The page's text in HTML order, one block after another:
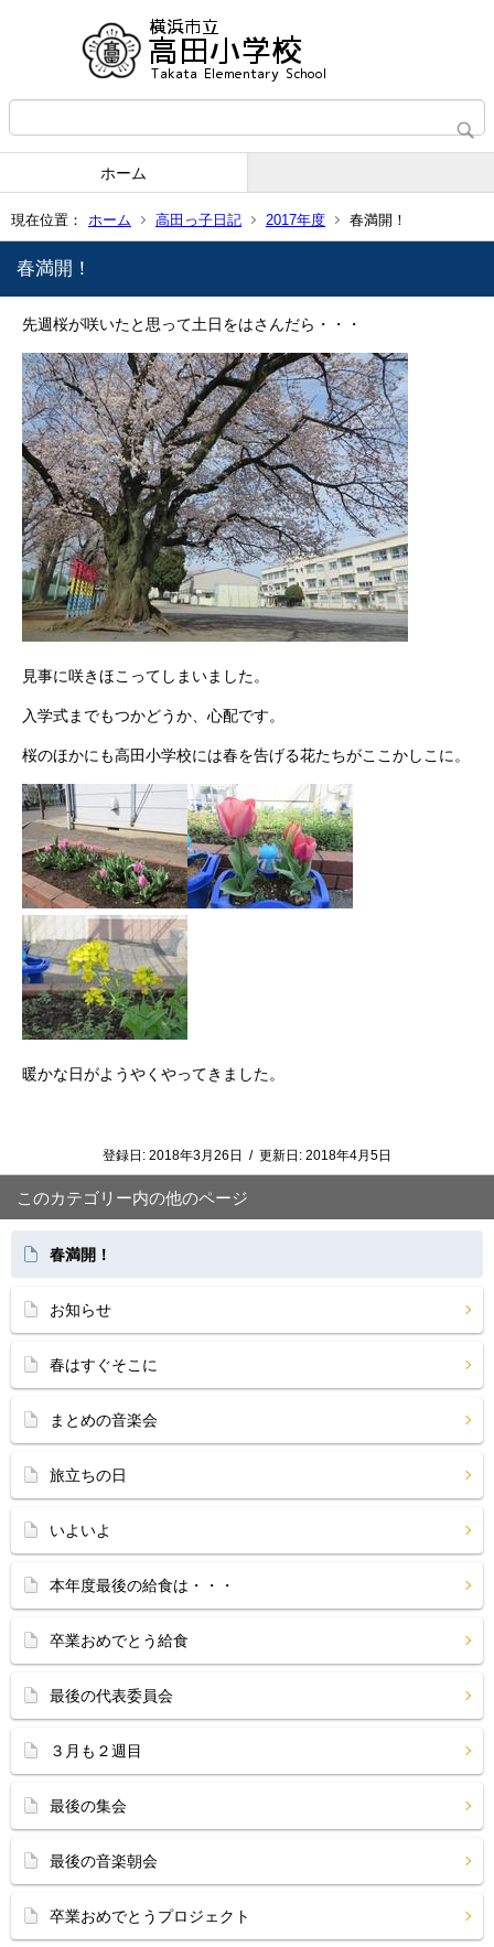
ホーム
現在位置： ホーム 高田っ子日記 2017年度 春満開！
春満開！
先週桜が咲いたと思って土日をはさんだら・・・
見事に咲きほこってしまいました。
入学式までもつかどうか、心配です。
桜のほかにも高田小学校には春を告げる花たちがここかしこに。
暖かな日がようやくやってきました。
登録日: 2018年3月26日 / 更新日: 2018年4月5日
このカテゴリー内の他のページ
春満開！
お知らせ
春はすぐそこに
まとめの音楽会
旅立ちの日
いよいよ
本年度最後の給食は・・・
卒業おめでとう給食
最後の代表委員会
３月も２週目
最後の集会
最後の音楽朝会
卒業おめでとうプロジェクト